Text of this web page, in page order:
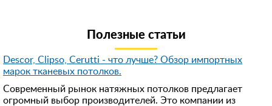
Полезные статьи
Descor, Clipso, Cerutti - что лучше? Обзор импортных
марок тканевых потолков.
Современный рынок натяжных потолков предлагает
огромный выбор производителей. Это компании из